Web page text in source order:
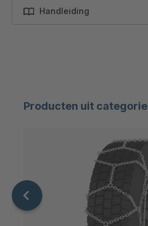
Handleiding
Producten uit categorie